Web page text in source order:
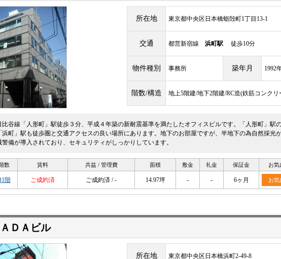
所在地 東京都中央区日本橋蛎殻町1丁目13-1
交通 都営新宿線 浜町駅 徒歩10分
物件種別 事務所 築年月 1992
階数/構造 地上5階建/地下2階建/RC造(鉄筋コンクリ
比谷線「人形町」駅徒歩３分、平成４年築の新耐震基準を満たしたオフィスビルです。「人形町」駅
浜町」駅も徒歩圏と交通アクセスの良い場所にあります。地下のお部屋ですが、半地下の為自然採光
警備が導入されており、セキュリティがしっかりしています。
数 賃料 共益 / 管理費 面積 敷金 礼金 保証金 お気
階 ご成約済 ご成約済 / - 14.97坪 - - 6ヶ月 お気
ＤＡビル
所在地 東京都中央区日本橋浜町2-49-8